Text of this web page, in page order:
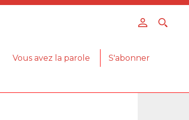
Vous avez la parole
S'abonner